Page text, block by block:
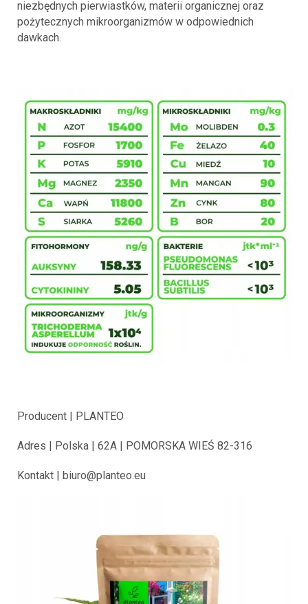
niezbędnych pierwiastków, materii organicznej oraz
pożytecznych mikroorganizmów w odpowiednich
dawkach.
Producent | PLANTEO
Adres | Polska | 62A | POMORSKA WIEŚ 82-316
Kontakt | biuro@planteo.eu